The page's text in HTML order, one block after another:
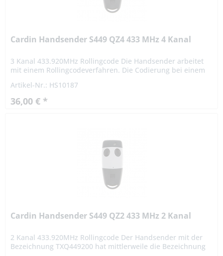
Cardin Handsender S449 QZ4 433 MHz 4 Kanal
3 Kanal 433.920MHz Rollingcode Die Handsender arbeitet
mit einem Rollingcodeverfahren. Die Codierung bei einem
nach...
Artikel-Nr.: HS10187
36,00 € *
Cardin Handsender S449 QZ2 433 MHz 2 Kanal
2 Kanal 433.920MHz Rollingcode Der Handsender mit der
Bezeichnung TXQ449200 hat mittlerweile die Bezeichnung